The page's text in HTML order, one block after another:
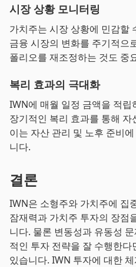
시장 상황 모니터링
가치주는 시장 상황에 민감할
금융 시장의 변화를 주기적으
폴리오를 재조정하는 것도 중
복리 효과의 극대화
IWN에 매월 일정 금액을 적
장기적인 복리 효과를 통해
이는 자산 관리 및 노후 준비
니다.
결론
IWN은 소형주와 가치주에 집
잠재력과 가치주 투자의 장점
니다. 물론 변동성과 유동성
적인 투자 전략을 잘 수행한
있습니다. IWN 투자에 대한